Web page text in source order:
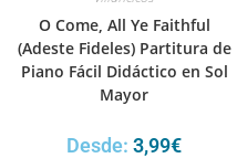
O Come, All Ye Faithful
(Adeste Fideles) Partitura de
Piano Fácil Didáctico en Sol
Mayor
Desde: 3,99€